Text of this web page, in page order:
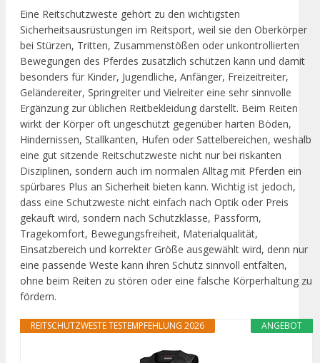
Eine Reitschutzweste gehört zu den wichtigsten
Sicherheitsausrüstungen im Reitsport, weil sie den Oberkörper
bei Stürzen, Tritten, Zusammenstößen oder unkontrollierten
Bewegungen des Pferdes zusätzlich schützen kann und damit
besonders für Kinder, Jugendliche, Anfänger, Freizeitreiter,
Geländereiter, Springreiter und Vielreiter eine sehr sinnvolle
Ergänzung zur üblichen Reitbekleidung darstellt. Beim Reiten
wirkt der Körper oft ungeschützt gegenüber harten Böden,
Hindernissen, Stallkanten, Hufen oder Sattelbereichen, weshalb
eine gut sitzende Reitschutzweste nicht nur bei riskanten
Disziplinen, sondern auch im normalen Alltag mit Pferden ein
spürbares Plus an Sicherheit bieten kann. Wichtig ist jedoch,
dass eine Schutzweste nicht einfach nach Optik oder Preis
gekauft wird, sondern nach Schutzklasse, Passform,
Tragekomfort, Bewegungsfreiheit, Materialqualität,
Einsatzbereich und korrekter Größe ausgewählt wird, denn nur
eine passende Weste kann ihren Schutz sinnvoll entfalten,
ohne beim Reiten zu stören oder eine falsche Körperhaltung zu
fördern.
ANGEBOT
REITSCHUTZWESTE TESTEMPFEHLUNG 2026